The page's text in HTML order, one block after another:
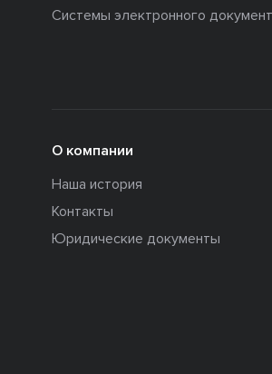
Системы электронного
О компании
Наша история
Контакты
Юридические документы